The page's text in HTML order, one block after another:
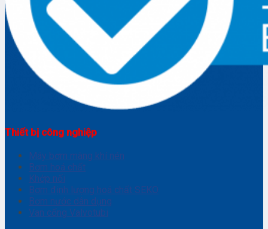
Thiết bị công nghiệp
Máy bơm màng khí nén
Bơm hoá chất
Khớp nối
Bơm định lượng hoá chất SEKO
Bơm nước dân dụng
Van cổng Valvotubi